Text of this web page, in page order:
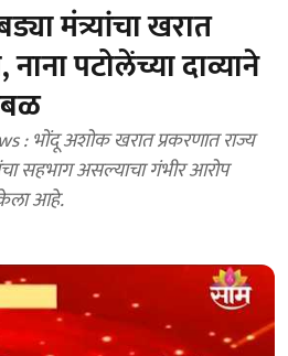
मंत्र्यांचा खरात
पटोलेंच्या दाव्याने
भोंदू अशोक खरात प्रकरणात राज्य
सहभाग असल्याचा गंभीर आरोप
केला आहे.